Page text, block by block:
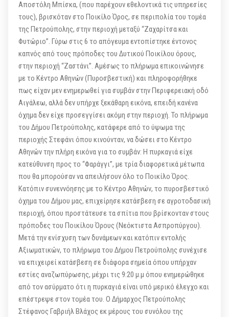
Αποστόλη Μπίσκα, (που παρέχουν εθελοντικά τις υπηρεσίες
τους), βρισκόταν στο Ποικίλο Όρος, σε περιπολία του τομέα
της Πετρούπολης, στην περιοχή μεταξύ “Ζαχαρίτσα και
Φυτώριο”. Γύρω στις 6 το απόγευμα εντοπίστηκε έντονος
καπνός από τους πρόποδες του Δυτικού Ποικίλου όρους,
στην περιοχή “Ζαστάνι”. Αμέσως το πλήρωμα επικοινώνησε
με το Κέντρο Αθηνών (Πυροσβεστική) και πληροφορήθηκε
πως είχαν μεν ενημερωθεί για συμβάν στην Περιφερειακή οδό
Αιγάλεω, αλλά δεν υπήρχε ξεκάθαρη εικόνα, επειδή κανένα
όχημα δεν είχε προσεγγίσει ακόμη στην περιοχή. Το πλήρωμα
του Δήμου Πετρούπολης, κατάφερε από το ύψωμα της
περιοχής Στεφάνι όπου κινούνταν, να δώσει στο Κέντρο
Αθηνών την πλήρη εικόνα για το συμβάν: Η πυρκαγιά είχε
κατεύθυνση προς το “Φαράγγι”, με τρία διαφορετικά μέτωπα
που θα μπορούσαν να απειλήσουν όλο το Ποικίλο Όρος.
Κατόπιν συνεννόησης με το Κέντρο Αθηνών, το πυροσβεστικό
όχημα του Δήμου μας, επιχείρησε κατάσβεση σε αγροτοδασική
περιοχή, όπου προστάτευσε τα σπίτια που βρίσκονταν στους
πρόποδες του Ποικίλου Όρους (Νεόκτιστα Ασπροπύργου).
Μετά την ενίσχυση των δυνάμεων και κατόπιν εντολής
Αξιωματικών, το πλήρωμα του Δήμου Πετρούπολης συνέχισε
να επιχειρεί κατάσβεση σε διάφορα σημεία όπου υπήρχαν
εστίες αναζωπύρωσης, μέχρι τις 9:20 μ.μ όπου ενημερώθηκε
από τον ασύρματο ότι η πυρκαγιά είναι υπό μερικό έλεγχο και
επέστρεψε στον τομέα του. Ο Δήμαρχος Πετρούπολης
Στέφανος Γαβριήλ Βλάχος εκ μέρους του συνόλου της